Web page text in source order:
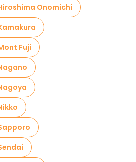
Osaka Castle
Onomichi
Fuji